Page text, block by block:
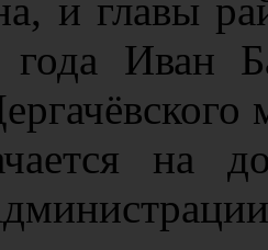
и главы
Иван
на